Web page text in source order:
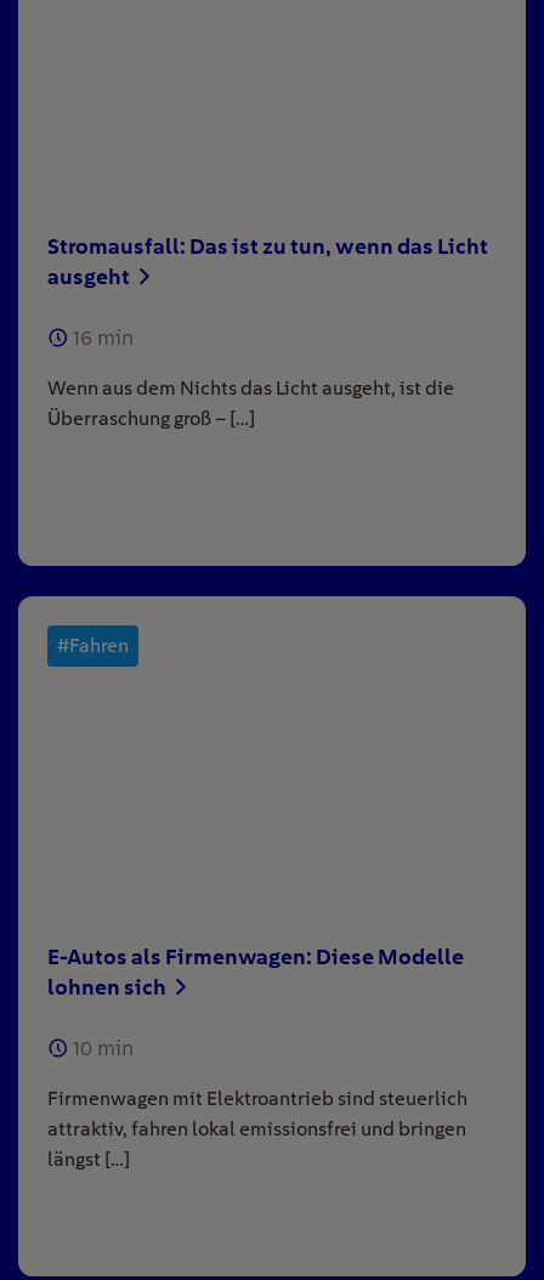
Stromausfall: Das ist zu tun, wenn das Licht
ausgeht
16 min
Wenn aus dem Nichts das Licht ausgeht, ist die
Überraschung groß – […]
#Fahren
E-Autos als Firmenwagen: Diese Modelle
lohnen sich
10 min
Firmenwagen mit Elektroantrieb sind steuerlich
attraktiv, fahren lokal emissionsfrei und bringen
längst […]